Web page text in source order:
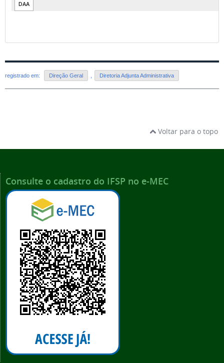
registrado em: Direção Geral Diretoria Adjunta Administrativa
Voltar para o topo
Consulte o cadastro do IFSP no e-MEC